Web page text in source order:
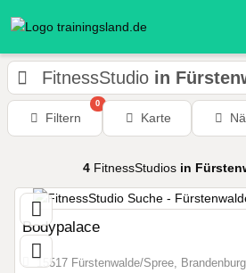
FitnessStudio in
Filtern
0
Karte
4 FitnessStudios in
Bodypalace
15517 Fürstenwalde/Spree,